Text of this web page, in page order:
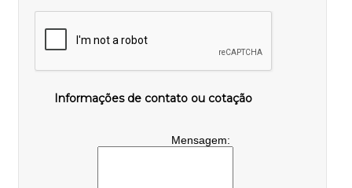
Informações de contato ou cotação
Mensagem: